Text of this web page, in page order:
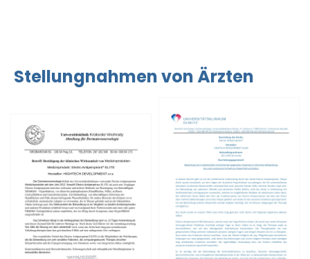
Stellungnahmen von Ärzten